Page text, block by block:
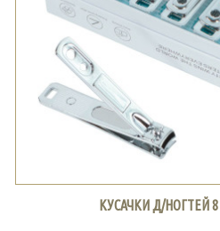
КУСАЧКИ Д/НОГТЕЙ